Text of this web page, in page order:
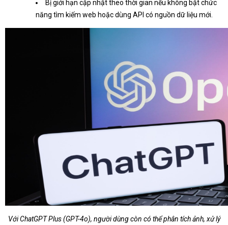
Bị giới hạn cập nhật theo thời gian nếu không bật chức
năng tìm kiếm web hoặc dùng API có nguồn dữ liệu mới.
Với ChatGPT Plus (GPT-4o), người dùng còn có thể phân tích ảnh, xử lý